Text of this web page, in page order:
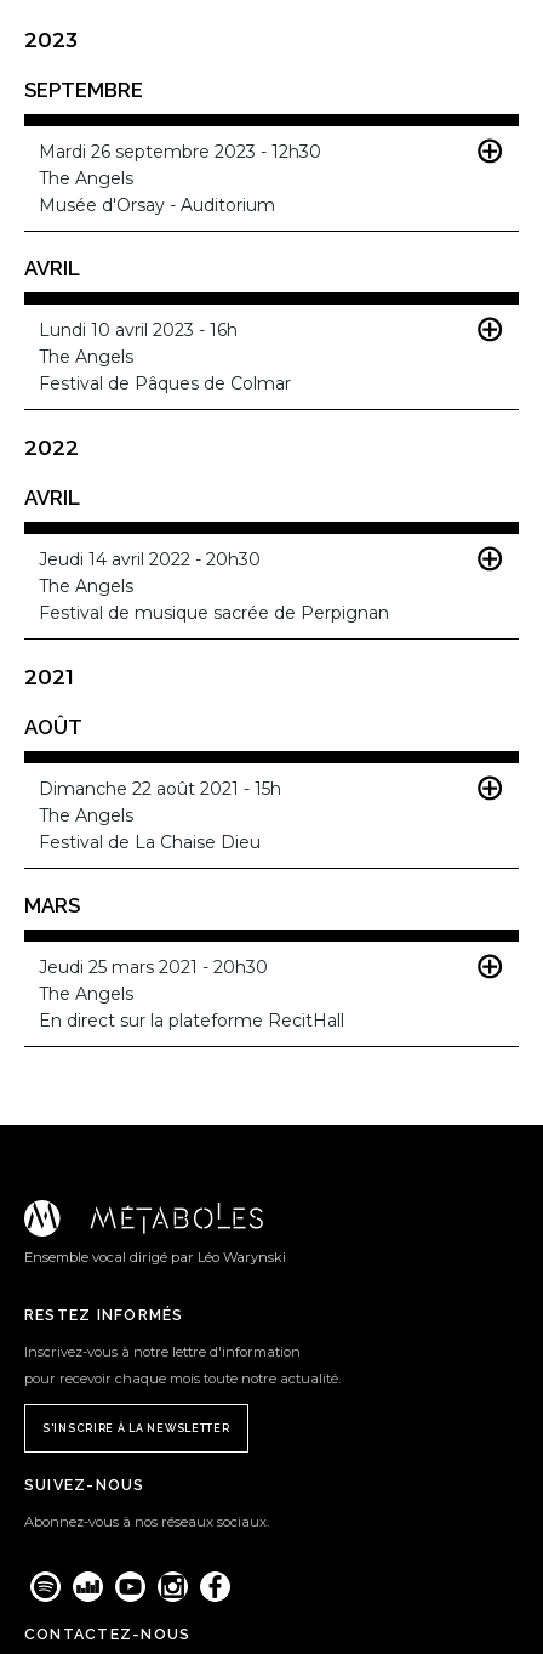
2023
SEPTEMBRE
Mardi 26 septembre 2023 - 12h30
The Angels
Musée d'Orsay - Auditorium
AVRIL
Lundi 10 avril 2023 - 16h
The Angels
Festival de Pâques de Colmar
2022
AVRIL
Jeudi 14 avril 2022 - 20h30
The Angels
Festival de musique sacrée de Perpignan
2021
AOÛT
Dimanche 22 août 2021 - 15h
The Angels
Festival de La Chaise Dieu
MARS
Jeudi 25 mars 2021 - 20h30
The Angels
En direct sur la plateforme RecitHall
Ensemble vocal dirigé par Léo Warynski
RESTEZ INFORMÉS
Inscrivez-vous à notre lettre d'information
pour recevoir chaque mois toute notre actualité.
S'INSCRIRE À LA NEWSLETTER
SUIVEZ-NOUS
Abonnez-vous à nos réseaux sociaux.
CONTACTEZ-NOUS